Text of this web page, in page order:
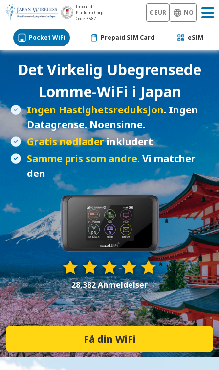
Inbound
Platform Corp.
Code: 5587
€ EUR NO
Pocket WiFi Prepaid SIM Card eSIM
Det Virkelig Ubegrensede
Lomme-WiFi i Japan
Ingen Hastighetsreduksjon. Ingen
Datagrense. Noensinne.
Gratis nødladerinkludert
Samme pris som andre. Vi matcher
den
28,382 Anmeldelser
Få din WiFi